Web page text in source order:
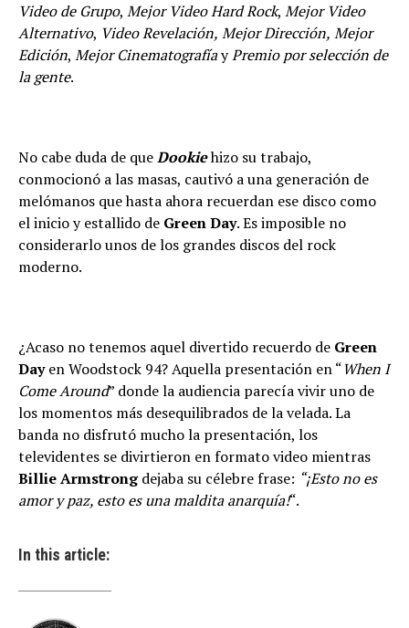
Video de Grupo, Mejor Video Hard Rock, Mejor Video
Alternativo, Video Revelación, Mejor Dirección, Mejor
Edición, Mejor CinematografíayPremio por selección de
la gente.
No cabe duda de queDookiehizo su trabajo,
conmocionó a las masas, cautivó a una generación de
melómanos que hasta ahora recuerdan ese disco como
el inicio y estallido de Green Day. Es imposible no
considerarlo unos de los grandes discos del rock
moderno.
¿Acaso no tenemos aquel divertido recuerdo de Green
Dayen Woodstock 94? Aquella presentación en “When I
Come Around” donde la audiencia parecía vivir uno de
los momentos más desequilibrados de la velada. La
banda no disfrutó mucho la presentación, los
televidentes se divirtieron en formato video mientras
Billie Armstrongdejaba su célebre frase: “¡Esto no es
amor y paz, esto es una maldita anarquía!“.
In this article: